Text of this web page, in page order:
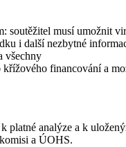
musí umožnit
i další nezbytné
všechny
křížového financování a
analýze a k
a ÚOHS.